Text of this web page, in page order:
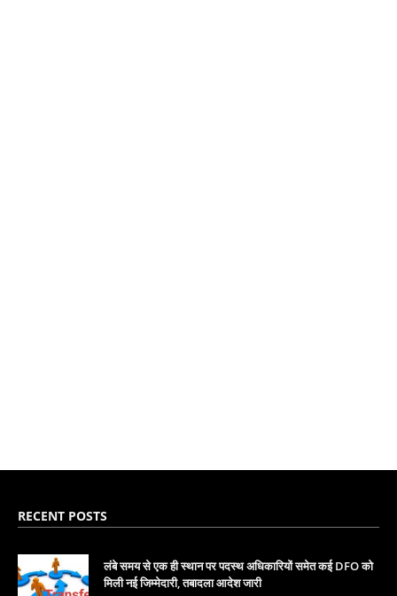
RECENT POSTS
लंबे समय से एक ही स्थान पर पदस्थ अधिकारियों समेत कई DFO को
मिली नई जिम्मेदारी, तबादला आदेश जारी